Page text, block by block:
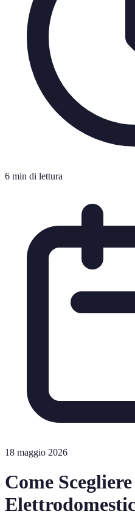
6 min di lettura
18 maggio 2026
Come